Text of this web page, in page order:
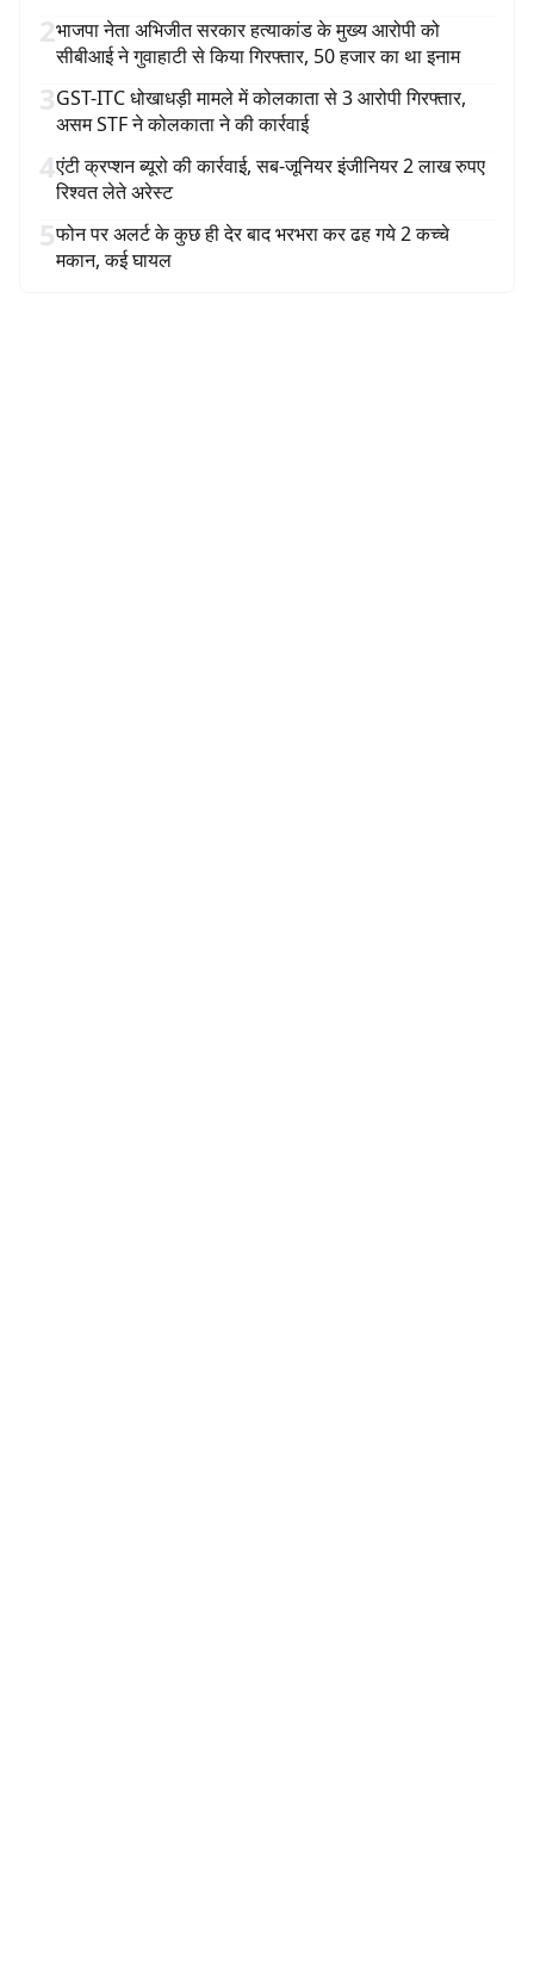
2भाजपा नेता अभिजीत सरकार हत्याकांड के मुख्य आरोपी को
सीबीआई ने गुवाहाटी से किया गिरफ्तार, 50 हजार का था इनाम
3GST-ITC धोखाधड़ी मामले में कोलकाता से 3 आरोपी गिरफ्तार,
असम STF ने कोलकाता ने की कार्रवाई
4एंटी क्रप्शन ब्यूरो की कार्रवाई, सब-जूनियर इंजीनियर 2 लाख रुपए
रिश्वत लेते अरेस्ट
5फोन पर अलर्ट के कुछ ही देर बाद भरभरा कर ढह गये 2 कच्चे
मकान, कई घायल